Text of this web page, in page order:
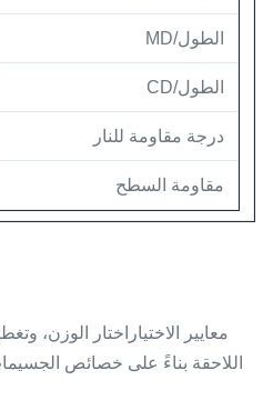
الطول/MD
الطول/CD
درجة مقاومة للنار
مقاومة السطح
معايير الاختيار اختار الوزن،
اللاحقة بناءً على خصائص